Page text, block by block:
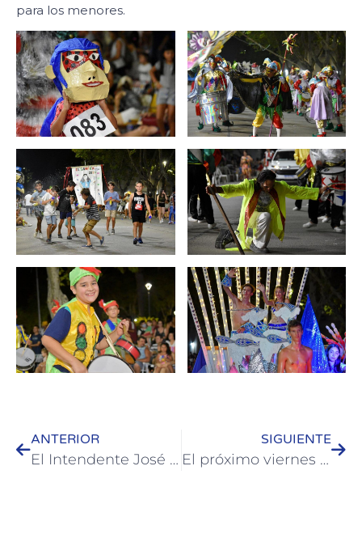
para los menores.
ANTERIOR
El Intendente José Luis Walser confirmó obras educativas por más de $214 millones para Colón
SIGUIENTE
El próximo viernes se estrena el “Especial Entre Ríos” con Marley y Georgina Barbarossa en la TV